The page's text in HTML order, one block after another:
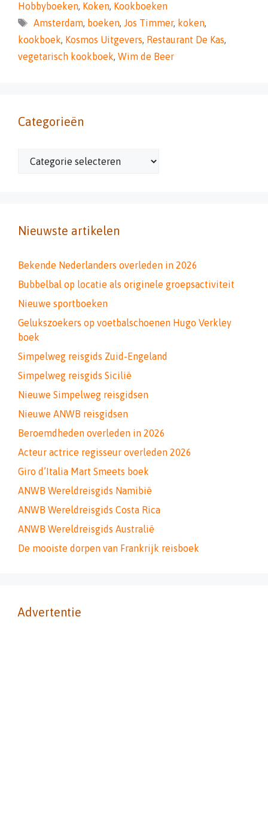
Hobbyboeken, Koken, Kookboeken
Tags
Amsterdam, boeken, Jos Timmer, koken,
kookboek, Kosmos Uitgevers, Restaurant De Kas,
vegetarisch kookboek, Wim de Beer
Categorieën
Categorieën
Nieuwste artikelen
Bekende Nederlanders overleden in 2026
Bubbelbal op locatie als originele groepsactiviteit
Nieuwe sportboeken
Gelukszoekers op voetbalschoenen Hugo Verkley
boek
Simpelweg reisgids Zuid-Engeland
Simpelweg reisgids Sicilië
Nieuwe Simpelweg reisgidsen
Nieuwe ANWB reisgidsen
Beroemdheden overleden in 2026
Acteur actrice regisseur overleden 2026
Giro d’Italia Mart Smeets boek
ANWB Wereldreisgids Namibië
ANWB Wereldreisgids Costa Rica
ANWB Wereldreisgids Australië
De mooiste dorpen van Frankrijk reisboek
Advertentie